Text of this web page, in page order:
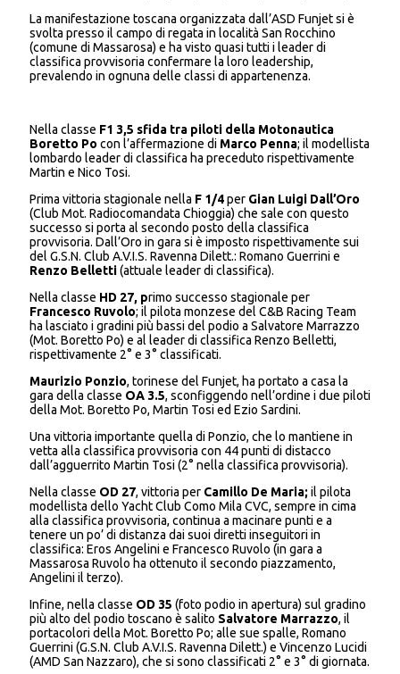
La manifestazione toscana organizzata dall’ASD Funjet si è
svolta presso il campo di regata in località San Rocchino
(comune di Massarosa) e ha visto quasi tutti i leader di
classifica provvisoria confermare la loro leadership,
prevalendo in ognuna delle classi di appartenenza.
Nella classe F1 3,5 sfida tra piloti della Motonautica
Boretto Po con l’affermazione di Marco Penna; il modellista
lombardo leader di classifica ha preceduto rispettivamente
Martin e Nico Tosi.
Prima vittoria stagionale nella F 1/4perGian Luigi Dall’Oro
(Club Mot. Radiocomandata Chioggia) che sale con questo
successo si porta al secondo posto della classifica
provvisoria. Dall’Oro in gara si è imposto rispettivamente sui
del G.S.N. Club A.V.I.S. Ravenna Dilett.: Romano Guerrini e
Renzo Belletti(attuale leader di classifica).
Nella classe HD 27, primo successo stagionale per
Francesco Ruvolo; il pilota monzese del C&B Racing Team
ha lasciato i gradini più bassi del podio a Salvatore Marrazzo
(Mot. Boretto Po) e al leader di classifica Renzo Belletti,
rispettivamente 2° e 3° classificati.
Maurizio Ponzio, torinese del Funjet, ha portato a casa la
gara della classe OA 3.5, sconfiggendo nell’ordine i due piloti
della Mot. Boretto Po, Martin Tosi ed Ezio Sardini.
Una vittoria importante quella di Ponzio, che lo mantiene in
vetta alla classifica provvisoria con 44 punti di distacco
dall’agguerrito Martin Tosi (2° nella classifica provvisoria).
Nella classe OD 27, vittoria per Camillo De Maria;il pilota
modellista dello Yacht Club Como Mila CVC, sempre in cima
alla classifica provvisoria, continua a macinare punti e a
tenere un po’ di distanza dai suoi diretti inseguitori in
classifica: Eros Angelini e Francesco Ruvolo (in gara a
Massarosa Ruvolo ha ottenuto il secondo piazzamento,
Angelini il terzo).
Infine, nella classe OD 35 (foto podio in apertura) sul gradino
più alto del podio toscano è salito Salvatore Marrazzo, il
portacolori della Mot. Boretto Po; alle sue spalle, Romano
Guerrini (G.S.N. Club A.V.I.S. Ravenna Dilett.) e Vincenzo Lucidi
(AMD San Nazzaro), che si sono classificati 2° e 3° di giornata.